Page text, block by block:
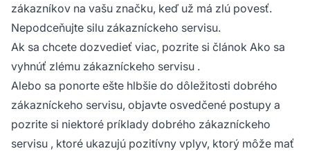
zákazníkov na vašu značku, keď už má zlú povesť.
Nepodceňujte silu zákazníckeho servisu.
Ak sa chcete dozvedieť viac, pozrite si článok Ako sa
vyhnúť zlému zákazníckeho servisu .
Alebo sa ponorte ešte hlbšie do dôležitosti dobrého
zákazníckeho servisu, objavte osvedčené postupy a
pozrite si niektoré príklady dobrého zákazníckeho
servisu , ktoré ukazujú pozitívny vplyv, ktorý môže mať